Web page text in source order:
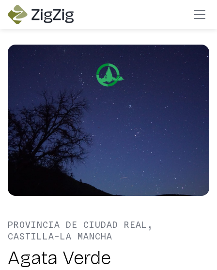
PROVINCIA DE CIUDAD REAL,
CASTILLA-LA MANCHA
Agata Verde